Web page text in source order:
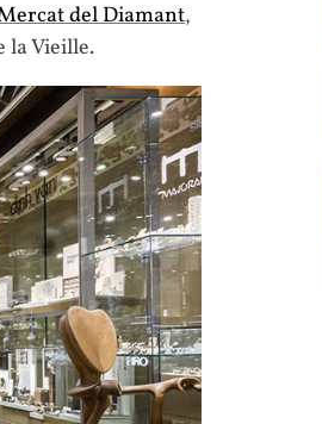
del Diamant,
la Vieille.